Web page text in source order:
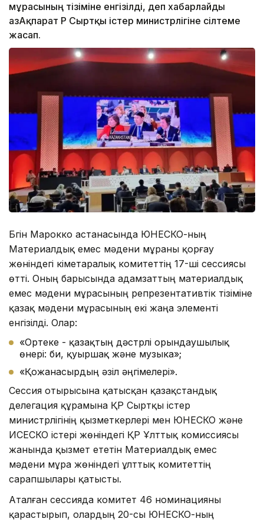
мұрасының тізіміне енгізілді, деп хабарлайды
ҚазАқпарат ҚР Сыртқы істер министрлігіне сілтеме
жасап.
Бүгін Марокко астанасында ЮНЕСКО-ның
Материалдық емес мәдени мұраны қорғау
жөніндегі үкіметаралық комитеттің 17-ші сессиясы
өтті. Оның барысында адамзаттың материалдық
емес мәдени мұрасының репрезентативтік тізіміне
қазақ мәдени мұрасының екі жаңа элементі
енгізілді. Олар:
«Ортеке - қазақтың дәстүрлі орындаушылық
өнері: би, қуыршақ және музыка»;
«Қожанасырдың әзіл әңгімелері».
Сессия отырысына қатысқан қазақстандық
делегация құрамына ҚР Сыртқы істер
министрлігінің қызметкерлері мен ЮНЕСКО және
ИСЕСКО істері жөніндегі ҚР Ұлттық комиссиясы
жанында қызмет ететін Материалдық емес
мәдени мұра жөніндегі ұлттық комитеттің
сарапшылары қатысты.
Аталған сессияда комитет 46 номинацияны
қарастырып, олардың 20-сы ЮНЕСКО-ның